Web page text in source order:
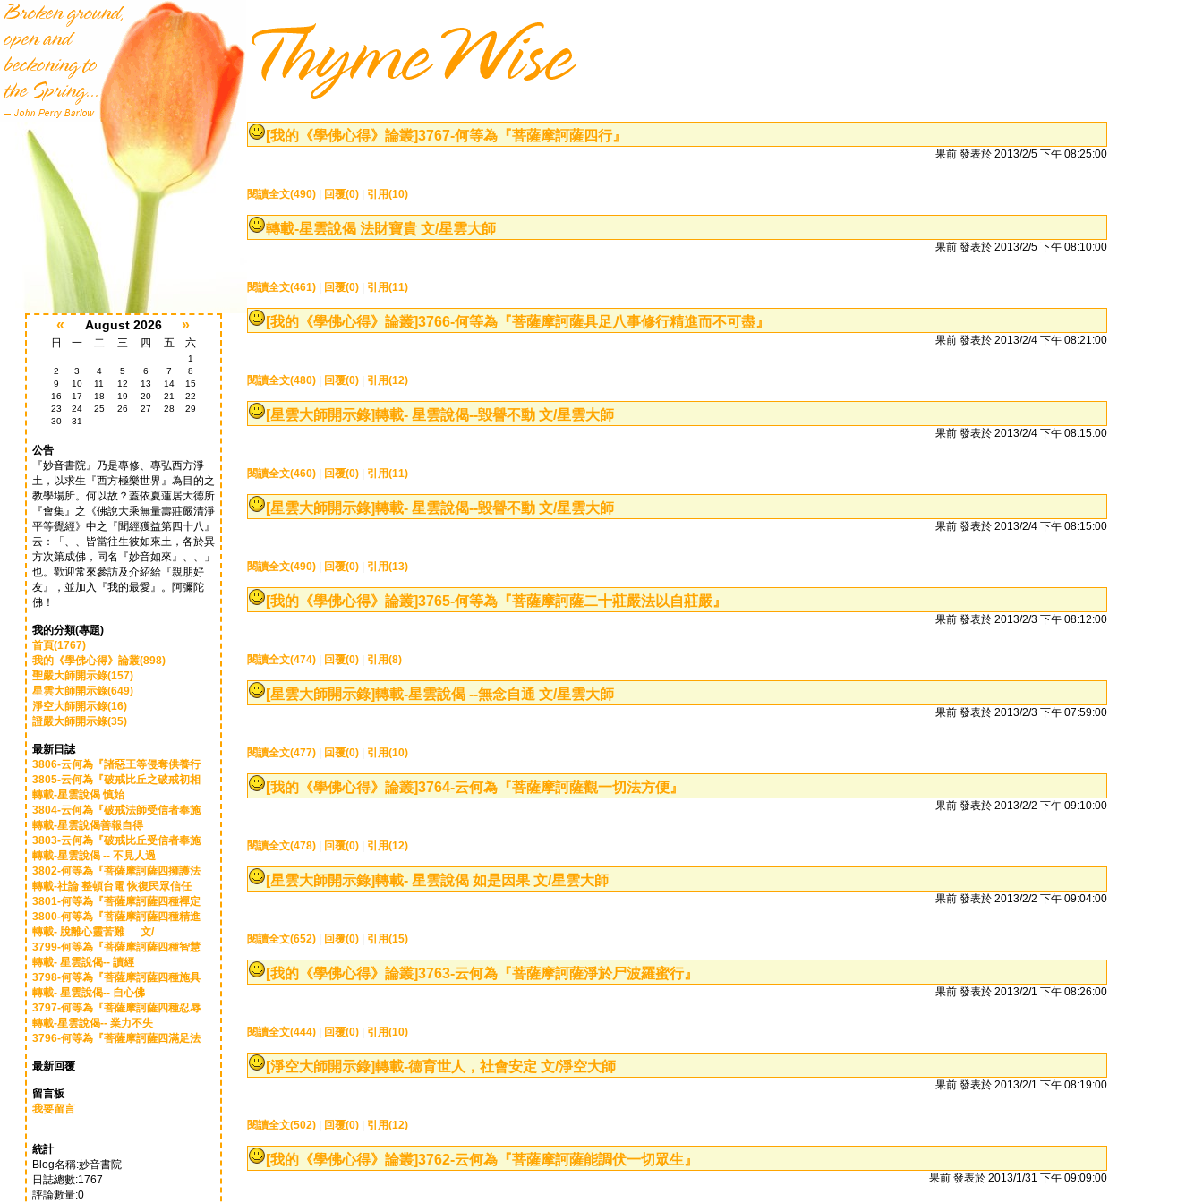
« August 2026 »
日 一 二 三 四 五 六
1
2
3 4 5 6 7
8
9
10 11 12 13 14
15
16
17 18 19 20 21
22
23
24 25 26 27 28
29
30
31
公告
『妙音書院』乃是專修、專弘西方淨
土，以求生『西方極樂世界』為目的之
教學場所。何以故？蓋依夏蓮居大德所
『會集』之《佛說大乘無量壽莊嚴清淨
平等覺經》中之『聞經獲益第四十八』
云：「、、皆當往生彼如來土，各於異
方次第成佛，同名『妙音如來』、、」
也。歡迎常來參訪及介紹給『親朋好
友』，並加入『我的最愛』。阿彌陀
佛！
我的分類(專題)
首頁(1767)
我的《學佛心得》論叢(898)
聖嚴大師開示錄(157)
星雲大師開示錄(649)
淨空大師開示錄(16)
證嚴大師開示錄(35)
最新日誌
3806-云何為『諸惡王等侵奪供養行
3805-云何為『破戒比丘之破戒初相
轉載-星雲說偈 慎始
3804-云何為『破戒法師受信者奉施
轉載-星雲說偈善報自得
3803-云何為『破戒比丘受信者奉施
轉載-星雲說偈 -- 不見人過
3802-何等為『菩薩摩訶薩四擁護法
轉載-社論 整頓台電 恢復民眾信任
3801-何等為『菩薩摩訶薩四種禪定
3800-何等為『菩薩摩訶薩四種精進
轉載- 脫離心靈苦難 文/
3799-何等為『菩薩摩訶薩四種智慧
轉載- 星雲說偈-- 讀經
3798-何等為『菩薩摩訶薩四種施具
轉載- 星雲說偈-- 自心佛
3797-何等為『菩薩摩訶薩四種忍辱
轉載-星雲說偈-- 業力不失
3796-何等為『菩薩摩訶薩四滿足法
最新回覆
留言板
我要留言
統計
Blog名稱:妙音書院
日誌總數:1767
評論數量:0
[我的《學佛心得》論叢]3767-何等為『菩薩摩訶薩四行』
果前 發表於 2013/2/5 下午 08:25:00
閱讀全文(490) 回覆(0) 引用(10)
轉載-星雲說偈 法財寶貴 文/星雲大師
果前 發表於 2013/2/5 下午 08:10:00
閱讀全文(461) 回覆(0) 引用(11)
[我的《學佛心得》論叢]3766-何等為『菩薩摩訶薩具足八事修行精進而不可盡』
果前 發表於 2013/2/4 下午 08:21:00
閱讀全文(480) 回覆(0) 引用(12)
[星雲大師開示錄]轉載- 星雲說偈--毀譽不動 文/星雲大師
果前 發表於 2013/2/4 下午 08:15:00
閱讀全文(460) 回覆(0) 引用(11)
[星雲大師開示錄]轉載- 星雲說偈--毀譽不動 文/星雲大師
果前 發表於 2013/2/4 下午 08:15:00
閱讀全文(490) 回覆(0) 引用(13)
[我的《學佛心得》論叢]3765-何等為『菩薩摩訶薩二十莊嚴法以自莊嚴』
果前 發表於 2013/2/3 下午 08:12:00
閱讀全文(474) 回覆(0) 引用(8)
[星雲大師開示錄]轉載-星雲說偈 --無念自通 文/星雲大師
果前 發表於 2013/2/3 下午 07:59:00
閱讀全文(477) 回覆(0) 引用(10)
[我的《學佛心得》論叢]3764-云何為『菩薩摩訶薩觀一切法方便』
果前 發表於 2013/2/2 下午 09:10:00
閱讀全文(478) 回覆(0) 引用(12)
[星雲大師開示錄]轉載- 星雲說偈 如是因果 文/星雲大師
果前 發表於 2013/2/2 下午 09:04:00
閱讀全文(652) 回覆(0) 引用(15)
[我的《學佛心得》論叢]3763-云何為『菩薩摩訶薩淨於尸波羅蜜行』
果前 發表於 2013/2/1 下午 08:26:00
閱讀全文(444) 回覆(0) 引用(10)
[淨空大師開示錄]轉載-德育世人，社會安定 文/淨空大師
果前 發表於 2013/2/1 下午 08:19:00
閱讀全文(502) 回覆(0) 引用(12)
[我的《學佛心得》論叢]3762-云何為『菩薩摩訶薩能調伏一切眾生』
果前 發表於 2013/1/31 下午 09:09:00